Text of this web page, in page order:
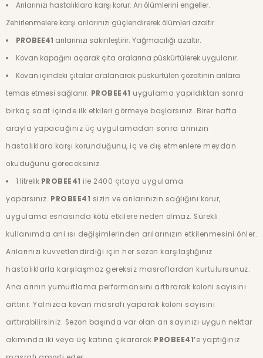
Arılarınızı hastalıklara karşı korur. Arı ölümlerini engeller.
Zehirlenmelere karşı arılarınızı güçlendirerek ölümleri azaltır.
PROBEE41 arılarınızı sakinleştirir. Yağmacılığı azaltır.
Kovan kapağını açarak çıta aralarına püskürtülerek uygulanır.
Kovan içindeki çıtalar aralanarak püskürtülen çözeltinin arılara
temas etmesi sağlanır. PROBEE41 uygulama yapıldıktan sonra
birkaç saat içinde ilk etkileri görmeye başlarsınız. Birer hafta
arayla yapacağınız üç uygulamadan sonra arınızın
hastalıklara karşı korunduğunu, iç ve dış etmenlere meydan
okuduğunu göreceksiniz.
1 litrelik PROBEE41 ile 2400 çıtaya uygulama
yaparsınız. PROBEE41 sizin ve arılarınızın sağlığını korur,
uygulama esnasında kötü etkilere neden olmaz. Sürekli
kullanımda ani ısı değişimlerinden arılarınızın etkilenmesini önler.
Arılarınızı kuvvetlendirdiği için her sezon karşılaştığınız
hastalıklarla karşılaşmaz gereksiz masraflardan kurtulursunuz.
Ana arının yumurtlama performansını arttırarak koloni sayısını
arttırır. Yalnızca kovan masrafı yaparak koloni sayısını
arttırabilirsiniz. Sezon başında var olan arı sayınızı uygun nektar
akımında iki veya üç katına çıkararak PROBEE41′e yaptığınız